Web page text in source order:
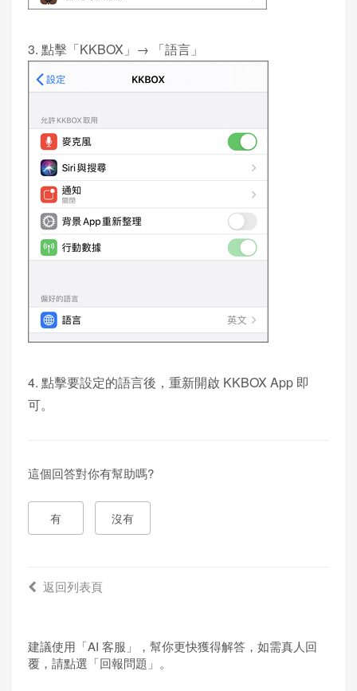
3. 點擊「KKBOX」→ 「語言」
4. 點擊要設定的語言後，重新開啟 KKBOX App 即
可。
這個回答對你有幫助嗎?
有 沒有
返回列表頁
建議使用「AI 客服」，幫你更快獲得解答，如需真人回
覆，請點選「回報問題」。